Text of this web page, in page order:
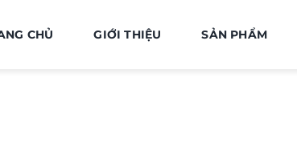
CHỦ GIỚI THIỆU SẢN PHẨM